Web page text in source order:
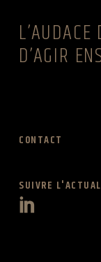
D’AGIR
CONTACT
SUIVRE